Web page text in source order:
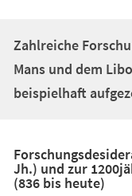
Zahlreiche
Mans und dem
beispielhaft
Jh.) und zur
(836 bis heute)